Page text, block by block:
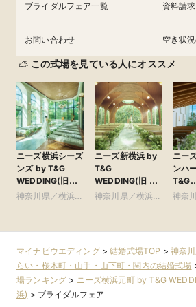
ブライダルフェア一覧 資料請求
お問い合わせ 空き状
この式場を見ている人にオススメ
ニーズ横浜シーズ
ンズ by T&G
WEDDING(旧
ザ・シーズンズ)
神奈川県／横浜・
ニーズ新横浜 by
T&G
WEDDING(旧 ア
クアテラス迎賓館
神奈川県／横浜・
ニー
ンハ
T&G
神奈
マイナビウエディング>結婚式場TOP > 神奈
らい・桜木町・山手・山下町・関内の結婚式場
場ランキング > ニーズ横浜元町 by T&G
浜) > ブライダルフェア